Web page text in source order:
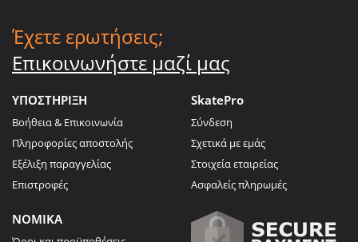
Έχετε ερωτήσεις;
Επικοινωνήστε μαζί μας
ΥΠΟΣΤΗΡΙΞΗ
Βοήθεια & Επικοινωνία
Πληροφορίες αποστολής
Εξέλιξη παραγγελίας
Επιστροφές
SkatePro
Σύνδεση
Σχετικά με εμάς
Στοιχεία εταιρείας
Ασφαλείς πληρωμές
ΝΟΜΙΚΑ